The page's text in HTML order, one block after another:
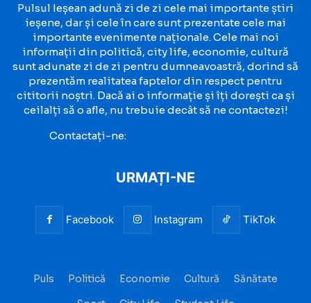
Pulsul Ieșean adună zi de zi cele mai importante știri
ieșene, dar și cele în care sunt prezentate cele mai
importante evenimente naționale. Cele mai noi
informații din politică, city life, economie, cultură
sunt adunate zi de zi pentru dumneavoastră, dorind să
prezentăm realitatea faptelor din respect pentru
cititorii noștri. Dacă ai o informație și îți dorești ca și
ceilalți să o afle, nu trebuie decât să ne contactezi!
Contactați-ne:
URMAȚI-NE
Facebook Instagram TikTok
Puls Politică Economie Cultură
Sănătate